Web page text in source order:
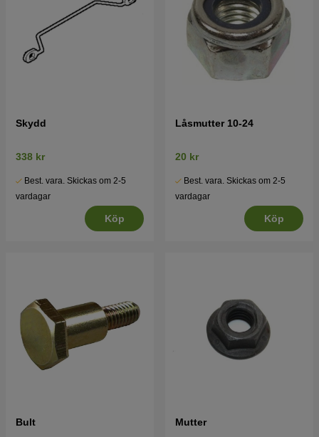
Skydd
338 kr
Best. vara. Skickas om 2-5
vardagar
Köp
Låsmutter 10-24
20 kr
Best. vara. Skickas om 2-5
vardagar
Köp
Bult Mutter